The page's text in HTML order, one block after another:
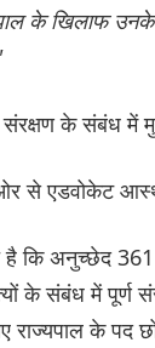
के खिलाफ उनके
के संबंध में
से एडवोकेट
है कि अनुच्छेद
के संबंध में पूर्ण
के पद